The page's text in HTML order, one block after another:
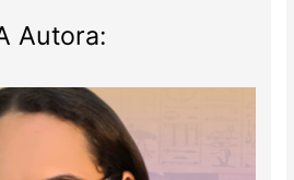
Autora: